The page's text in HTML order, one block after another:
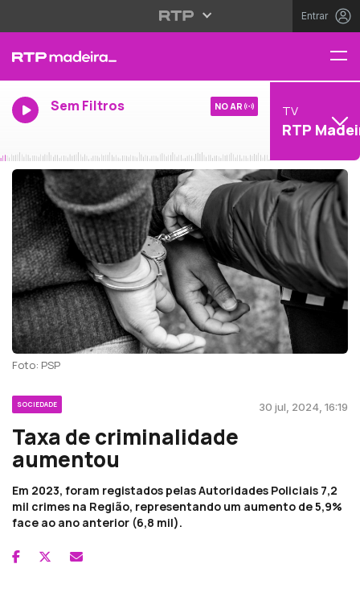
Entrar
Sem Filtros NO AR TV
RTP
Foto: PSP
SOCIEDADE 30 jul, 2024, 16:19
Taxa de criminalidade
aumentou
Em 2023, foram registados pelas Autoridades Policiais 7,2
mil crimes na Região, representando um aumento de 5,9%
face ao ano anterior (6,8 mil).